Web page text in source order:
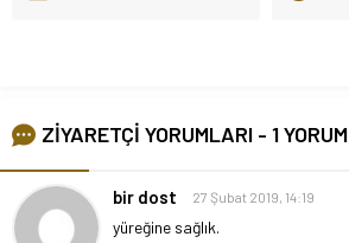
ZİYARETÇİ YORUMLARI - 1 YORUM
bir dost 27 Şubat 2019, 14:19
yüreğine sağlık.